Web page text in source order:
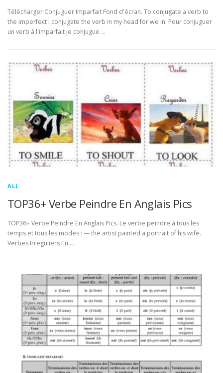
Télécharger Conjuguer Imparfait Fond d'écran. To conjugate a verb to
the imperfect i conjugate the verb in my head for we in. Pour conjuguer
un verb à l'imparfait je conjugue …
ALL
TOP36+ Verbe Peindre En Anglais Pics
TOP36+ Verbe Peindre En Anglais Pics. Le verbe peindre à tous les
temps et tous les modes : — the artist painted a portrait of his wife.
Verbes Irreguliers En …